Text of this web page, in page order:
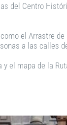
del Centro
el Arrastre
a las calles
el mapa de la